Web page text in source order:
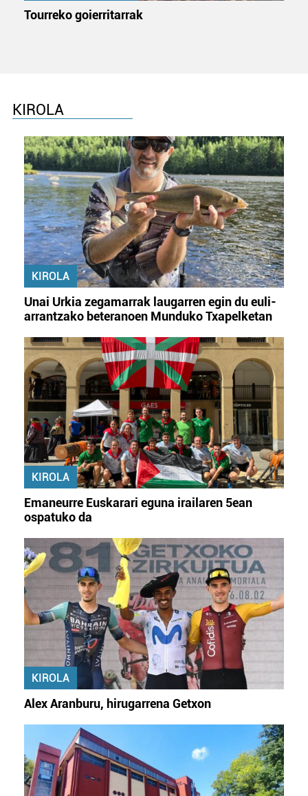
Tourreko goierritarrak
KIROLA
KIROLA
Unai Urkia zegamarrak laugarren egin du euli-
arrantzako beteranoen Munduko Txapelketan
KIROLA
Emaneurre Euskarari eguna irailaren 5ean
ospatuko da
KIROLA
Alex Aranburu, hirugarrena Getxon